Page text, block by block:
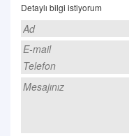
Detaylı bilgi istiyorum